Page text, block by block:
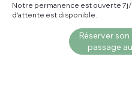
Notre permanence est ouverte 7j/
d'attente est disponible.
Réserver
passage